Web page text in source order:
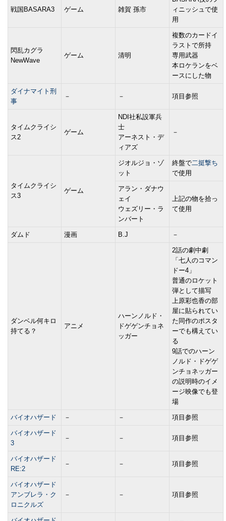
戦国BASARA3 ゲーム 雑賀 孫市
ィニッシュで使
用
閃乱カグラ
NewWave
ゲーム 清明
複数のカードイ
ラストで所持
専用武器
本ロケランをベ
ースにした物
ダイナマイト刑
事
－ － 項目参照
タイムクライシ
ス2
ゲーム
NDI社私設軍兵
士
アーネスト・デ
ィアズ
－
タイムクライシ
ス3
ゲーム
ジオルジョ・ゾ
ット
終盤で二挺撃ち
で使用
アラン・ダナウ
ェイ
ウェズリー・ラ
ンバート
上記の物を拾っ
て使用
ダムド 漫画 B.J －
ダンベル何キロ
持てる？
アニメ
ハーンノルド・
ドゲゲンチョネ
ッガー
2話の劇中劇
「七人のコマン
ドー4」
普通のロケット
弾として描写
上原彩也香の部
屋に貼られてい
た同作のポスタ
ーでも構えてい
る
9話でのハーン
ノルド・ドゲゲ
ンチョネッガー
の説明時のイメ
ージ映像でも登
場
バイオハザード － － 項目参照
バイオハザード
3
－ － 項目参照
バイオハザード
RE:2
－ － 項目参照
バイオハザード
アンブレラ・ク
ロニクルズ
－ － 項目参照